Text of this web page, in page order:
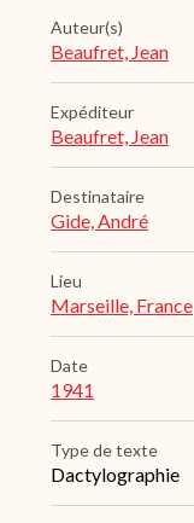
Auteur(s)
Beaufret, Jean
Expéditeur
Beaufret, Jean
Destinataire
Gide, André
Lieu
Marseille, France
Date
1941
Type de texte
Dactylographie